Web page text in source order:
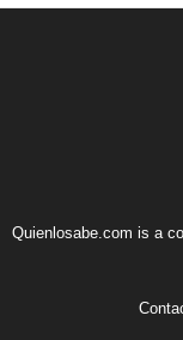
Quienlosabe.com is a